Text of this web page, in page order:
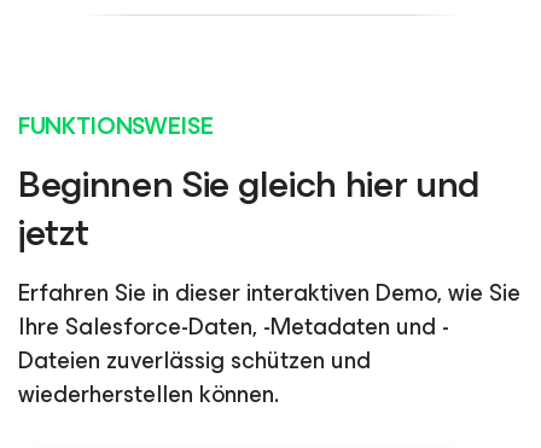
FUNKTIONSWEISE
Beginnen Sie gleich hier und
jetzt
Erfahren Sie in dieser interaktiven Demo, wie Sie
Ihre Salesforce-Daten, -Metadaten und -
Dateien zuverlässig schützen und
wiederherstellen können.